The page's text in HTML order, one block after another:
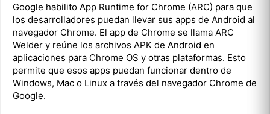
Google habilito App Runtime for Chrome (ARC) para que
los desarrolladores puedan llevar sus apps de Android al
navegador Chrome. El app de Chrome se llama ARC
Welder y reúne los archivos APK de Android en
aplicaciones para Chrome OS y otras plataformas. Esto
permite que esos apps puedan funcionar dentro de
Windows, Mac o Linux a través del navegador Chrome de
Google.